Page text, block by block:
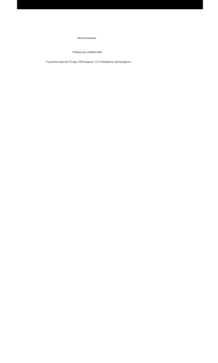
Tous droits réservés. © Ligny 1815 Museum 2026 Website bySpring Agency
Mentions légales
Politique de confidentialité